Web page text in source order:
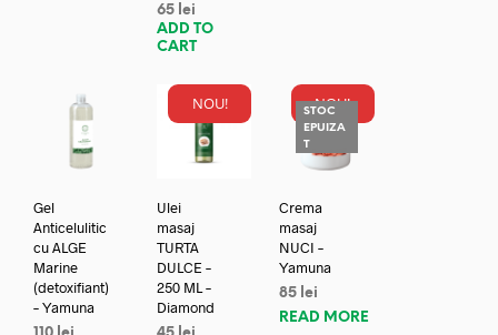
65 lei
ADD TO
CART
Gel
Anticelulitic
cu ALGE
Marine
(detoxifiant)
– Yamuna
NOU!
Ulei
masaj
TURTA
DULCE –
250 ML –
Diamond
NOU!
STOC
EPUIZA
T
Crema
masaj
NUCI –
Yamuna
85 lei
READ MORE